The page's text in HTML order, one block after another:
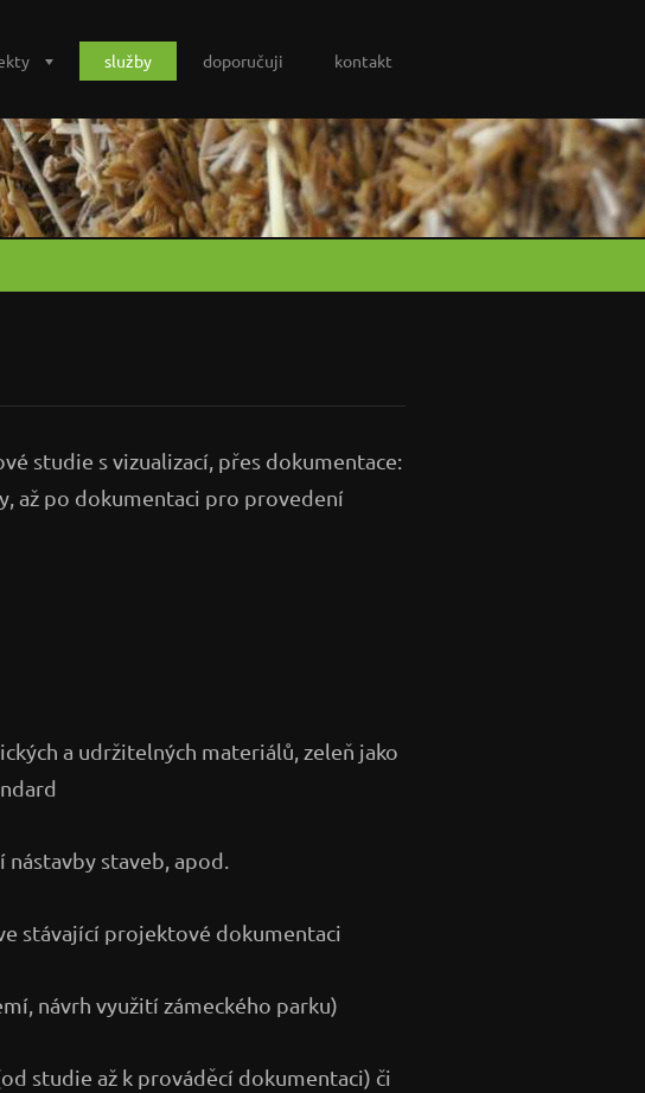
služby doporučuji kontakt
studie s vizualizací, přes dokumentace:
až po dokumentaci pro provedení
a udržitelných materiálů, zeleň jako
staveb, apod.
stávající projektové dokumentaci
návrh využití zámeckého parku)
studie až k prováděcí dokumentaci) či